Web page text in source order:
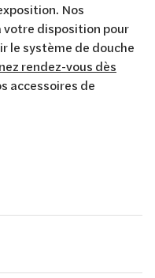
Nos
votre disposition pour
le système de douche
rendez-vous dès
accessoires de